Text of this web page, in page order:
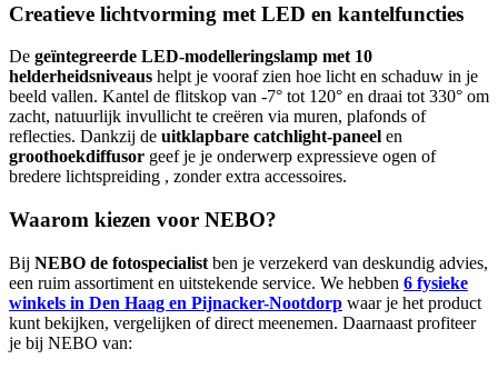
Creatieve lichtvorming met LED en kantelfuncties
De geïntegreerde LED-modelleringslamp met 10
helderheidsniveaus helpt je vooraf zien hoe licht en schaduw in je
beeld vallen. Kantel de flitskop van -7° tot 120° en draai tot 330° om
zacht, natuurlijk invullicht te creëren via muren, plafonds of
reflecties. Dankzij de uitklapbare catchlight-paneel en
groothoekdiffusor geef je je onderwerp expressieve ogen of
bredere lichtspreiding , zonder extra accessoires.
Waarom kiezen voor NEBO?
Bij NEBO de fotospecialist ben je verzekerd van deskundig advies,
een ruim assortiment en uitstekende service. We hebben 6 fysieke
winkels in Den Haag en Pijnacker-Nootdorp waar je het product
kunt bekijken, vergelijken of direct meenemen. Daarnaast profiteer
je bij NEBO van: